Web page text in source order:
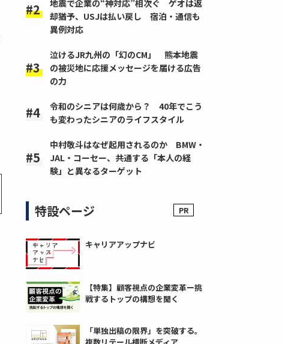
地震で企業の“神対応”相次ぐ ゲオは返
却猶予、USJは払い戻し 宿泊・通信も
異例対応
泣けるJR九州の「幻のCM」 熊本地震
の被災地に応援メッセージを届ける広告
の力
令和のシニアは何歳から？ 40年でこう
も変わったシニアのライフスタイル
中村敬斗はなぜ起用されるのか BMW・
JAL・コーセー、共通する「本人の経
験」と異なるターゲット
特設ページ
キャリアアップナビ
【特集】顧客視点の企業変革ー挑
戦するトップの構想を聞く
「単独出稿の限界」を突破する。
複数リテール横断メディア